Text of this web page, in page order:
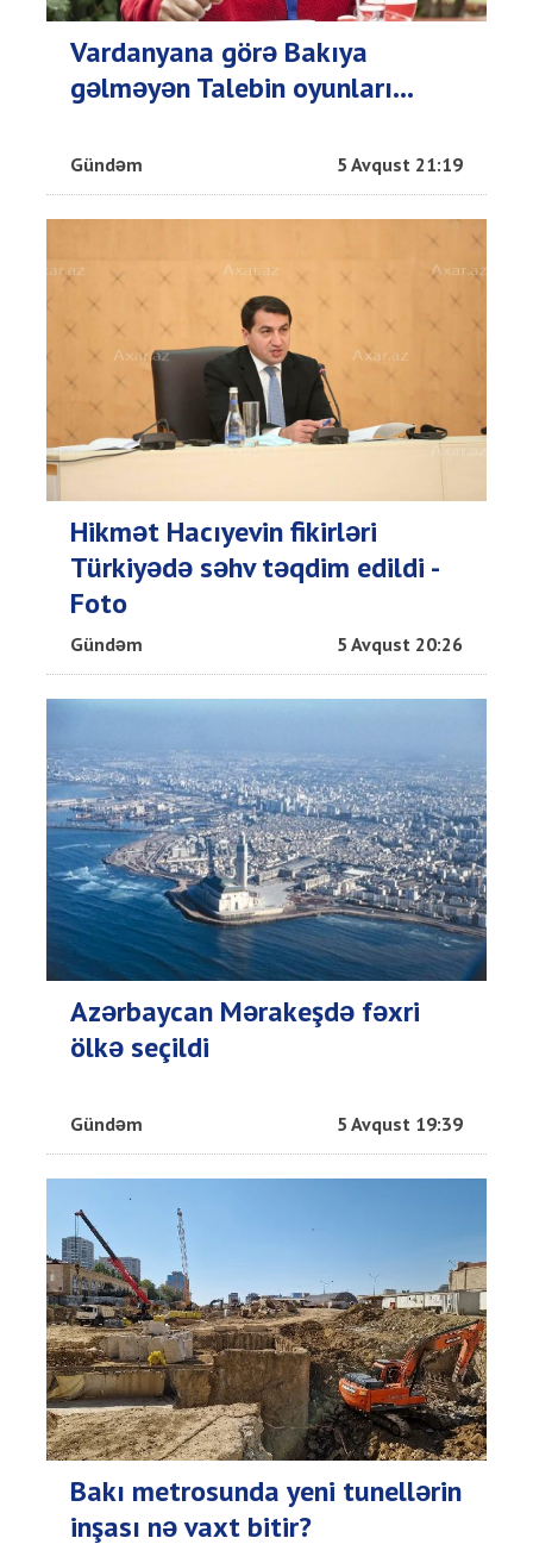
Vardanyana görə Bakıya
gəlməyən Talebin oyunları...
Gündəm 5 Avqust 21:19
Hikmət Hacıyevin fikirləri
Türkiyədə səhv təqdim edildi -
Foto
Gündəm 5 Avqust 20:26
Azərbaycan Mərakeşdə fəxri
ölkə seçildi
Gündəm 5 Avqust 19:39
Bakı metrosunda yeni tunellərin
inşası nə vaxt bitir?